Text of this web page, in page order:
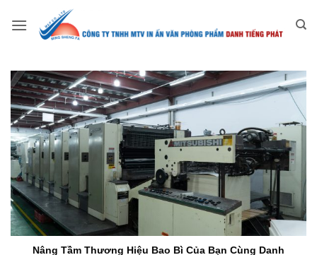
qua
Nâng Tầm Thương Hiệu Bao Bì Của Bạn Cùng Danh